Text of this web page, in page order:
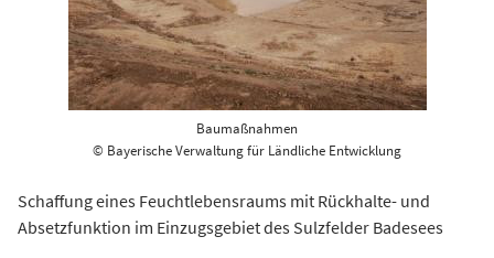
Baumaßnahmen
© Bayerische Verwaltung für Ländliche Entwicklung
Schaffung eines Feuchtlebensraums mit Rückhalte- und
Absetzfunktion im Einzugsgebiet des Sulzfelder Badesees